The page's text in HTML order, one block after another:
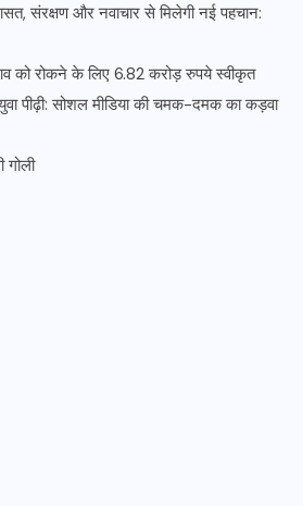
संरक्षण और नवाचार से मिलेगी नई पहचान:
को रोकने के लिए 6.82 करोड़ रुपये स्वीकृत
पीढ़ी: सोशल मीडिया की चमक-दमक का कड़वा